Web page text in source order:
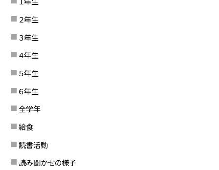
２年生
３年生
４年生
５年生
６年生
全学年
給食
読書活動
読み聞かせの様子